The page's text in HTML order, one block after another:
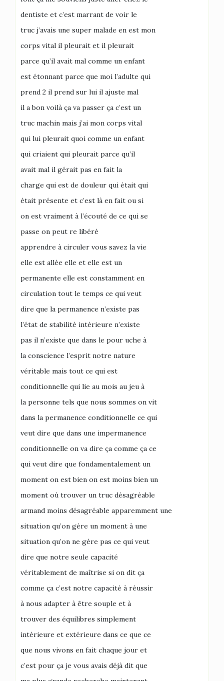
dentiste et c’est marrant de voir le
truc j’avais une super malade en est mon
corps vital il pleurait et il pleurait
parce qu’il avait mal comme un enfant
est étonnant parce que moi l’adulte qui
prend 2 il prend sur lui il ajuste mal
il a bon voilà ça va passer ça c’est un
truc machin mais j’ai mon corps vital
qui lui pleurait quoi comme un enfant
qui criaient qui pleurait parce qu’il
avait mal il gérait pas en fait la
charge qui est de douleur qui était qui
était présente et c’est là en fait ou si
on est vraiment à l’écouté de ce qui se
passe on peut re libéré
apprendre à circuler vous savez la vie
elle est allée elle et elle est un
permanente elle est constamment en
circulation tout le temps ce qui veut
dire que la permanence n’existe pas
l’état de stabilité intérieure n’existe
pas il n’existe que dans le pour uche à
la conscience l’esprit notre nature
véritable mais tout ce qui est
conditionnelle qui lie au mois au jeu à
la personne tels que nous sommes on vit
dans la permanence conditionnelle ce qui
veut dire que dans une impermanence
conditionnelle on va dire ça comme ça ce
qui veut dire que fondamentalement un
moment on est bien on est moins bien un
moment où trouver un truc désagréable
armand moins désagréable apparemment une
situation qu’on gère un moment à une
situation qu’on ne gère pas ce qui veut
dire que notre seule capacité
véritablement de maîtrise si on dit ça
comme ça c’est notre capacité à réussir
à nous adapter à être souple et à
trouver des équilibres simplement
intérieure et extérieure dans ce que ce
que nous vivons en fait chaque jour et
c’est pour ça je vous avais déjà dit que